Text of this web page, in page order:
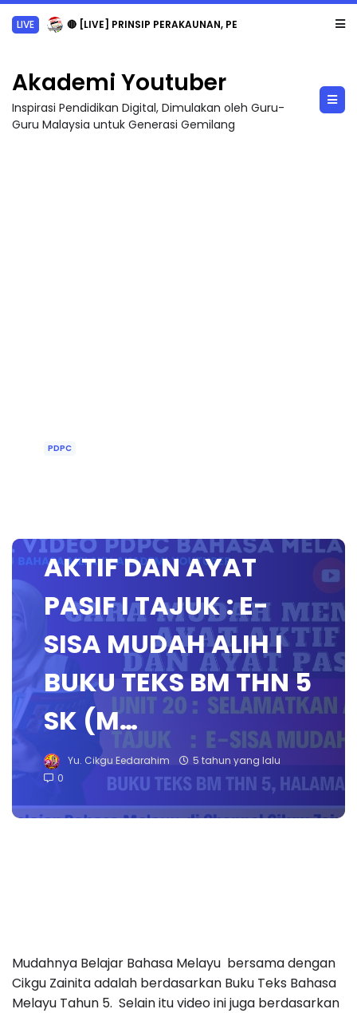
LIVE 🔴 [LIVE] PRINSIP PERAKAUNAN, PECUT SKOR SOALAN 1 TRIAL OLEH CIKGU WAN...
Akademi Youtuber
Inspirasi Pendidikan Digital, Dimulakan oleh Guru-
Guru Malaysia untuk Generasi Gemilang
PDPC
MEMBINA AYAT
AKTIF DAN AYAT
PASIF I TAJUK : E-
SISA MUDAH ALIH I
BUKU TEKS BM THN 5
SK (M…
Yu. Cikgu Eedarahim
5 tahun yang lalu
0
Mudahnya Belajar Bahasa Melayu bersama dengan
Cikgu Zainita adalah berdasarkan Buku Teks Bahasa
Melayu Tahun 5. Selain itu video ini juga berdasarkan